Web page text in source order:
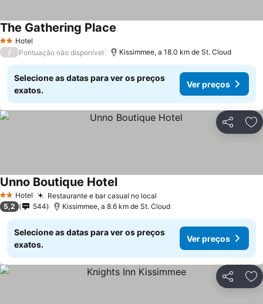
2 Estrelas
Hotel
The Gathering Place
/ Pontuação não disponível Kissimmee, a 18.0 km de St. Cloud
Selecione as datas para ver os preços
exatos.
Ver preços
Partilhar
2 Estrelas
Hotel Restaurante e bar casual no local
Unno Boutique HotelVer preços
5,2 544 Kissimmee, a 8.6 km de St. Cloud
Selecione as datas para ver os preços
exatos.
Ver preços
Partilhar